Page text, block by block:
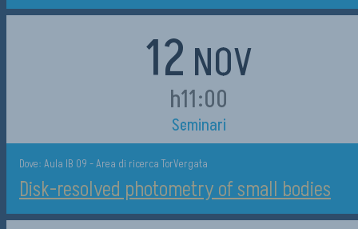
12 NOV
h11:00
Seminari
Dove: Aula IB 09 - Area di ricerca TorVergata
Disk-resolved photometry of small bodies